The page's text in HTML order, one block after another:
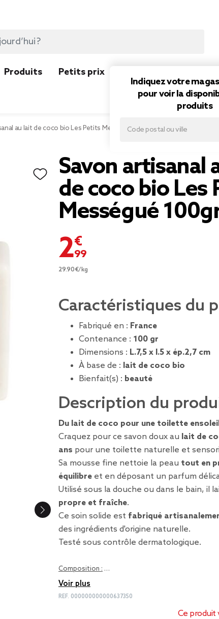
Indiquez votre
pour voir la
produits
Produits Petits prix
au lait de coco bio Les Petits Mességué 100gr
Savon artisanal
de coco bio Les
Mességué
2,99 €
29.90€/kg
Caractéristiques du
Fabriqué en : France
Contenance : 100 gr
Dimensions : L.7,5 x l.5 x ép.2,7 cm
À base de : lait de coco bio
Bienfait(s) : beauté
Description du
Du lait de coco pour une toilette
Craquez pour ce savon doux au lait de
ans pour une toilette naturelle et
Sa mousse fine nettoie la peau tout en
équilibre et en déposant un parfum
Utilisé sous la douche ou dans le bain, il
propre et fraîche.
Ce soin solide est fabriqué
des ingrédients d'origine naturelle.
Testé sous contrôle dermatologique.
Composition : …
Voir plus
REF. 000000000000637350
Ce produit